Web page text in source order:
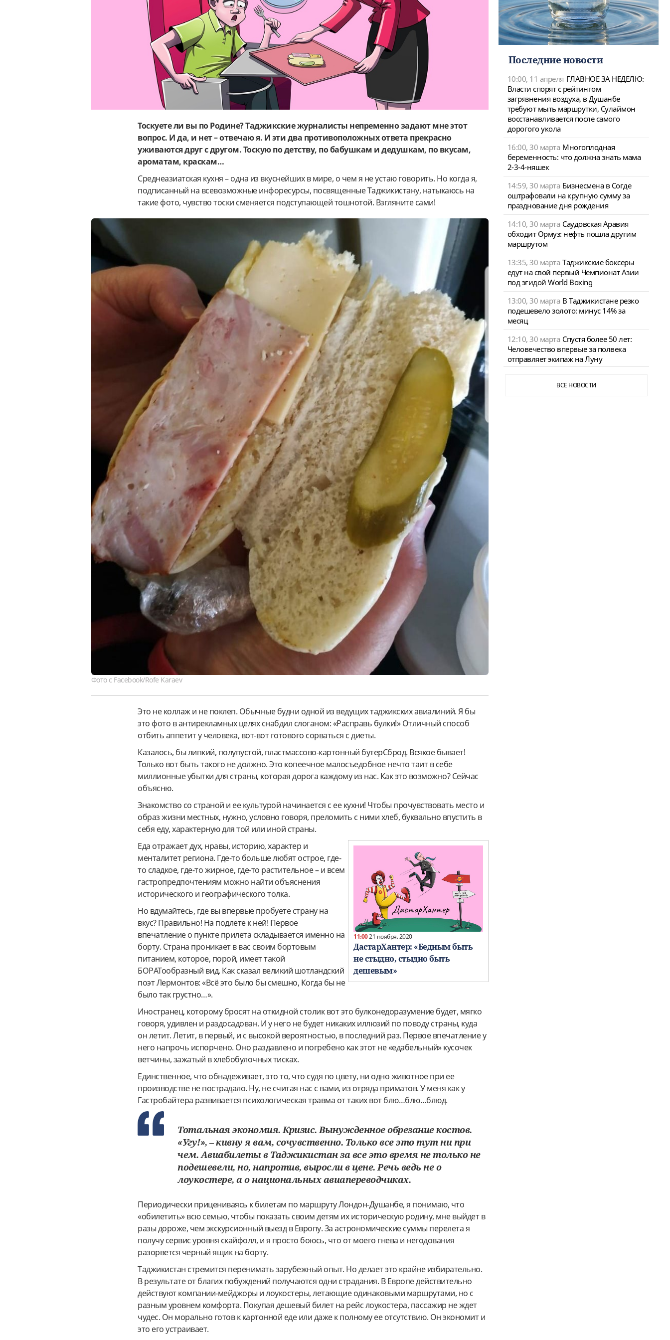
Тоскуете ли вы по Родине? Таджикские журналисты непременно задают мне этот
вопрос. И да, и нет – отвечаю я. И эти два противоположных ответа прекрасно
уживаются друг с другом. Тоскую по детству, по бабушкам и дедушкам, по вкусам,
ароматам, краскам…
Среднеазиатская кухня – одна из вкуснейших в мире, о чем я не устаю говорить. Но когда я,
подписанный на всевозможные инфоресурсы, посвященные Таджикистану, натыкаюсь на
такие фото, чувство тоски сменяется подступающей тошнотой. Взгляните сами!
Фото с Facebook/Rofe Karaev
Это не коллаж и не поклеп. Обычные будни одной из ведущих таджикских авиалиний. Я бы
это фото в антирекламных целях снабдил слоганом: «Расправь булки!» Отличный способ
отбить аппетит у человека, вот-вот готового сорваться с диеты.
Казалось, бы липкий, полупустой, пластмассово-картонный бутерСброд. Всякое бывает!
Только вот быть такого не должно. Это копеечное малосъедобное нечто таит в себе
миллионные убытки для страны, которая дорога каждому из нас. Как это возможно? Сейчас
объясню.
Знакомство со страной и ее культурой начинается с ее кухни! Чтобы прочувствовать место и
образ жизни местных, нужно, условно говоря, преломить с ними хлеб, буквально впустить в
себя еду, характерную для той или иной страны.
11:0021 ноября, 2020
ДастарХантер: «Бедным быть
не стыдно, стыдно быть
дешевым»
Еда отражает дух, нравы, историю, характер и
менталитет региона. Где-то больше любят острое, где-
то сладкое, где-то жирное, где-то растительное – и всем
гастропредпочтениям можно найти объяснения
исторического и географического толка.
Но вдумайтесь, где вы впервые пробуете страну на
вкус? Правильно! На подлете к ней! Первое
впечатление о пункте прилета складывается именно на
борту. Страна проникает в вас своим бортовым
питанием, которое, порой, имеет такой
БОРАТообразный вид. Как сказал великий шотландский
поэт Лермонтов: «Всё это было бы смешно, Когда бы не
было так грустно…».
Иностранец, которому бросят на откидной столик вот это булконедоразумение будет, мягко
говоря, удивлен и раздосадован. И у него не будет никаких иллюзий по поводу страны, куда
он летит. Летит, в первый, и с высокой вероятностью, в последний раз. Первое впечатление у
него напрочь испорчено. Оно раздавлено и погребено как этот не «едабельный» кусочек
ветчины, зажатый в хлебобулочных тисках.
Единственное, что обнадеживает, это то, что судя по цвету, ни одно животное при ее
производстве не пострадало. Ну, не считая нас с вами, из отряда приматов. У меня как у
Гастробайтера развивается психологическая травма от таких вот блю…блю…блюд.
Тотальная экономия. Кризис. Вынужденное обрезание костов.
«Угу!», – кивну я вам, сочувственно. Только все это тут ни при
чем. Авиабилеты в Таджикистан за все это время не только не
подешевели, но, напротив, выросли в цене. Речь ведь не о
лоукостере, а о национальных авиапереводчиках.
Периодически прицениваясь к билетам по маршруту Лондон-Душанбе, я понимаю, что
«обилетить» всю семью, чтобы показать своим детям их историческую родину, мне выйдет в
разы дороже, чем экскурсионный выезд в Европу. За астрономические суммы перелета я
получу сервис уровня скайфолл, и я просто боюсь, что от моего гнева и негодования
разорвется черный ящик на борту.
Таджикистан стремится перенимать зарубежный опыт. Но делает это крайне избирательно.
В результате от благих побуждений получаются одни страдания. В Европе действительно
действуют компании-мейджоры и лоукостеры, летающие одинаковыми маршрутами, но с
разным уровнем комфорта. Покупая дешевый билет на рейс лоукостера, пассажир не ждет
чудес. Он морально готов к картонной еде или даже к полному ее отсутствию. Он экономит и
это его устраивает.
Последние новости
10:00, 11 апреля ГЛАВНОЕ ЗА НЕДЕЛЮ:
Власти спорят с рейтингом
загрязнения воздуха, в Душанбе
требуют мыть маршрутки, Сулаймон
восстанавливается после самого
дорогого укола
16:00, 30 марта Многоплодная
беременность: что должна знать мама
2-3-4-няшек
14:59, 30 марта Бизнесмена в Согде
оштрафовали на крупную сумму за
празднование дня рождения
14:10, 30 марта Саудовская Аравия
обходит Ормуз: нефть пошла другим
маршрутом
13:35, 30 марта Таджикские боксеры
едут на свой первый Чемпионат Азии
под эгидой World Boxing
13:00, 30 марта В Таджикистане резко
подешевело золото: минус 14% за
месяц
12:10, 30 марта Спустя более 50 лет:
Человечество впервые за полвека
отправляет экипаж на Луну
ВСЕ НОВОСТИ